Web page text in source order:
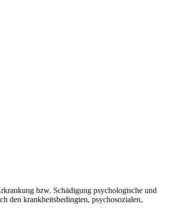
bzw. Schädigung psychologische und
den krankheitsbedingten, psychosozialen,